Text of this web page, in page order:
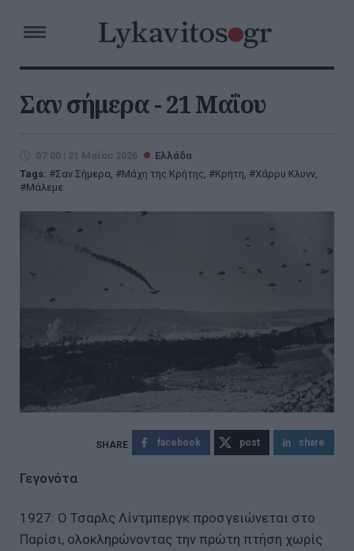
Σαν σήμερα - 21 Μαΐου
07:00 | 21 Μαΐου 2026
Ελλάδα
Tags:
Σαν Σήμερα, Μάχη της Κρήτης, Κρήτη, Χάρρυ Κλυνν,
Μάλεμε
facebook post share
Γεγονότα
1927: Ο Τσαρλς Λίντμπεργκ προσγειώνεται στο
Παρίσι, ολοκληρώνοντας την πρώτη πτήση χωρίς